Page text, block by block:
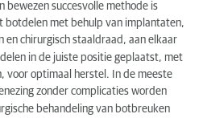
bewezen succesvolle methode is
botdelen met behulp van implantaten,
en chirurgisch staaldraad, aan elkaar
in de juiste positie geplaatst, met
voor optimaal herstel. In de meeste
zonder complicaties worden
behandeling van botbreuken